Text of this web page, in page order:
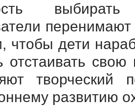
перенимают
чтобы дети
отстаивать
творческий
развитию